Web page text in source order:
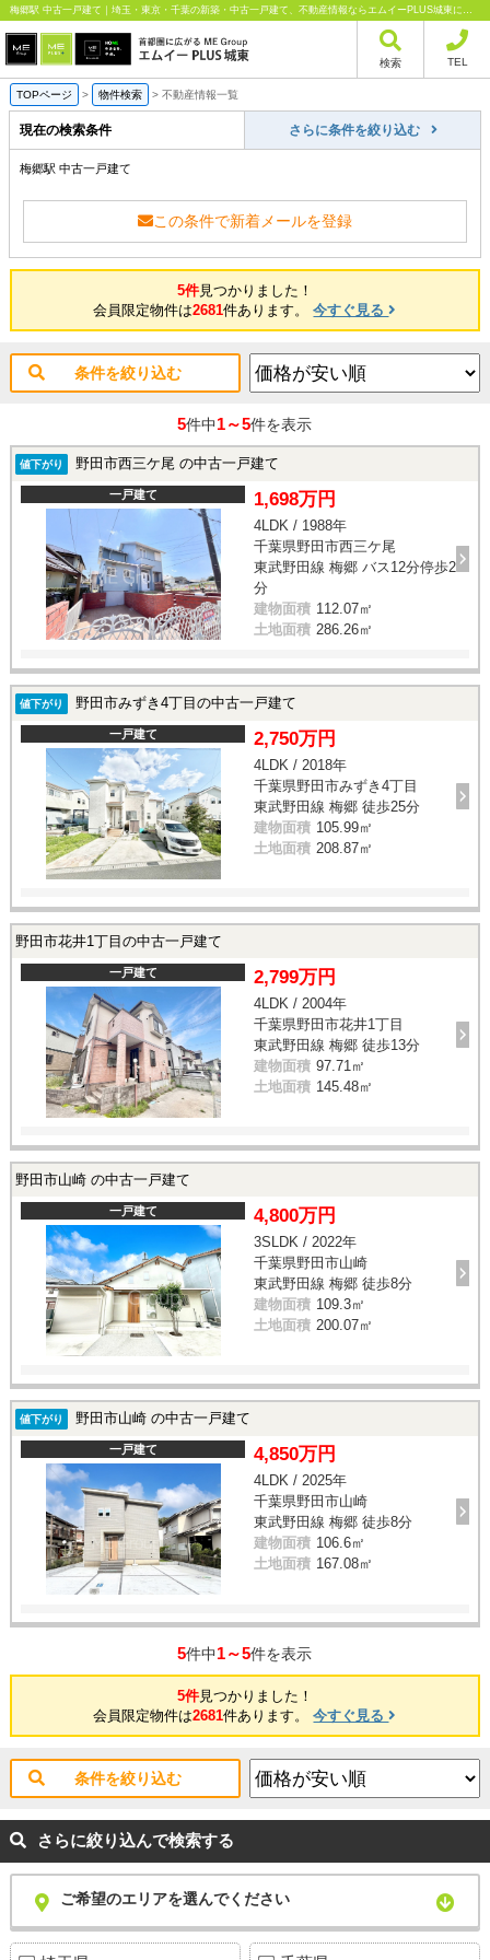
梅郷駅 中古一戸建て｜埼玉・東京・千葉の新築・中古一戸建て、不動産情報ならエムイーPLUS城東にお任せください
検索 TEL
TOPページ > 物件検索 > 不動産情報一覧
現在の検索条件 さらに条件を絞り込む
梅郷駅 中古一戸建て
この条件で新着メールを登録
5件見つかりました！
会員限定物件は2681件あります。今すぐ見る
条件を絞り込む
5件中1～5件を表示
値下がり 野田市西三ケ尾 の中古一戸建て
一戸建て 1,698万円
4LDK / 1988年
千葉県野田市西三ケ尾
東武野田線 梅郷 バス12分停歩2
分
建物面積 112.07㎡
土地面積 286.26㎡
値下がり 野田市みずき4丁目の中古一戸建て
一戸建て 2,750万円
4LDK / 2018年
千葉県野田市みずき4丁目
東武野田線 梅郷 徒歩25分
建物面積 105.99㎡
土地面積 208.87㎡
野田市花井1丁目の中古一戸建て
一戸建て 2,799万円
4LDK / 2004年
千葉県野田市花井1丁目
東武野田線 梅郷 徒歩13分
建物面積 97.71㎡
土地面積 145.48㎡
野田市山崎 の中古一戸建て
一戸建て 4,800万円
3SLDK / 2022年
千葉県野田市山崎
東武野田線 梅郷 徒歩8分
建物面積 109.3㎡
土地面積 200.07㎡
値下がり 野田市山崎 の中古一戸建て
一戸建て 4,850万円
4LDK / 2025年
千葉県野田市山崎
東武野田線 梅郷 徒歩8分
建物面積 106.6㎡
土地面積 167.08㎡
5件中1～5件を表示
5件見つかりました！
会員限定物件は2681件あります。今すぐ見る
条件を絞り込む
さらに絞り込んで検索する
ご希望のエリアを選んでください